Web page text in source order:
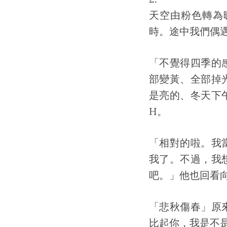
天空由粉色轉
時。途中我們偶
「不覺得四季
部變黃、全部掉
是亮的、冬天下
H。
「相對的啦。
我了。不過，我
吧。」他也回看
「悲秋傷春」
比起你，我是不